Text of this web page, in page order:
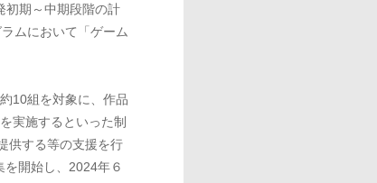
初期～中期段階の計
ムにおいて「ゲーム
10組を対象に、作品
実施するといった制
供する等の支援を行
開始し、2024年６